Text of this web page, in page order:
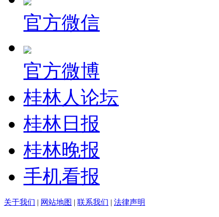
官方微信
官方微博
桂林人论坛
桂林日报
桂林晚报
手机看报
关于我们 | 网站地图 | 联系我们 | 法律声明